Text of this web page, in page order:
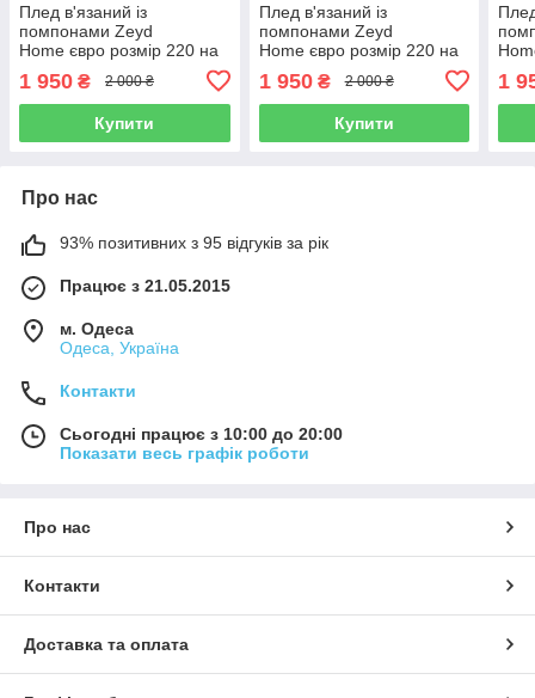
Плед в'язаний із
помпонами Zeyd
Home євро розмір 220 на
1 950 ₴ 2 000 ₴
Купити
Плед в'язаний із
помпонами Zeyd
Home євро розмір 220 на
1 950₴ 2 000 ₴
Купити
1
Про нас
93% позитивних з 95 відгуків за рік
Працює з 21.05.2015
м. Одеса
Одеса, Україна
Контакти
Сьогодні працює з 10:00 до 20:00
Показати весь графік роботи
Про нас
Контакти
Доставка та оплата